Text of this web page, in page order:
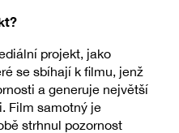
projekt, jako
se sbíhají k filmu, jenž
a generuje největší
Film samotný je
strhnul pozornost